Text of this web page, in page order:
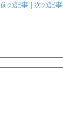
前の記事 次の記事